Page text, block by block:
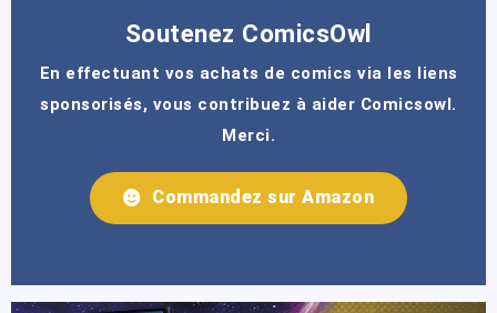
Soutenez ComicsOwl
En effectuant vos achats de comics via les liens
sponsorisés, vous contribuez à aider Comicsowl.
Merci.
Commandez sur Amazon